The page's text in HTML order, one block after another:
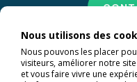
Nous utilisons des
Nous pouvons les placer
visiteurs, améliorer notre
et vous faire vivre une